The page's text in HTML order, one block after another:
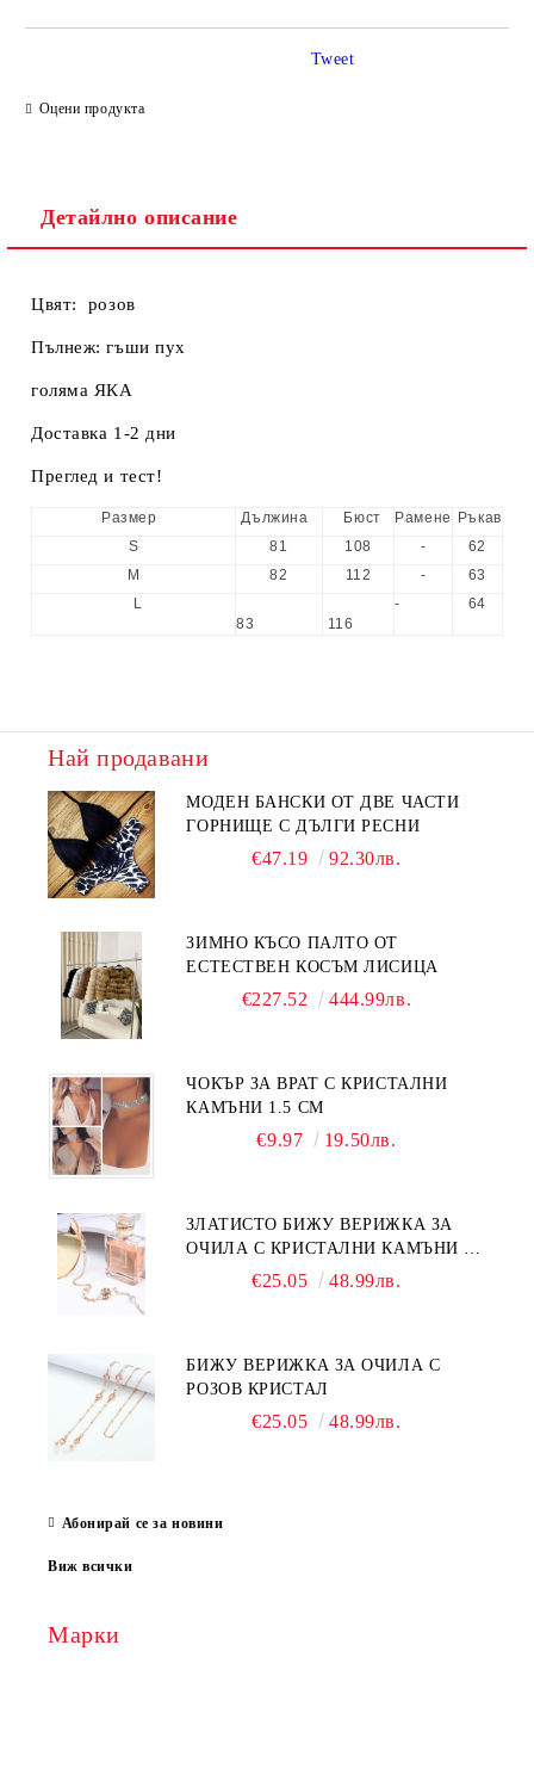
Оцени продукта
Tweet
Детайлно описание
Цвят: розов
Пълнеж: гъши пух
голяма ЯКА
Доставка 1-2 дни
Преглед и тест!
Размер Дължина Бюст Рамене
Ръкав
S
81 108 -
62
M
82 112 -
63
L
83
116
- 64
Най продавани
МОДЕН БАНСКИ ОТ ДВЕ ЧАСТИ
ГОРНИЩЕ С ДЪЛГИ РЕСНИ
€47.19 92.30лв.
ЗИМНО КЪСО ПАЛТО ОТ
ЕСТЕСТВЕН КОСЪМ ЛИСИЦА
€227.52 444.99лв.
ЧОКЪР ЗА ВРАТ С КРИСТАЛНИ
КАМЪНИ 1.5 СМ
€9.97 19.50лв.
ЗЛАТИСТО БИЖУ ВЕРИЖКА ЗА
ОЧИЛА С КРИСТАЛНИ КАМЪНИ И
€25.05 48.99лв.
БИЖУ ВЕРИЖКА ЗА ОЧИЛА С
РОЗОВ КРИСТАЛ
€25.05 48.99лв.
Абонирай се за новини
Виж всички
Марки